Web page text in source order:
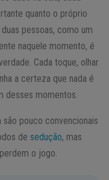
quanto o próprio
pessoas, como um
naquele momento, é
Cada toque, olhar
a certeza que nada é
desses momentos.
pouco convencionais
de sedução, mas
o jogo.